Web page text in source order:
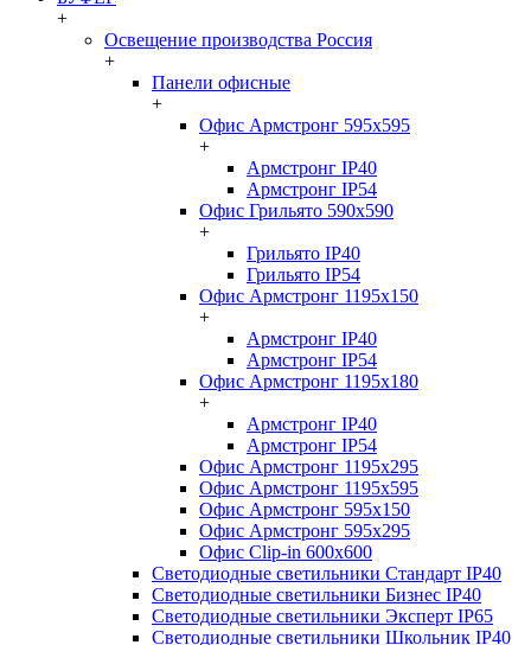
+
Освещение производства Россия
+
Панели офисные
+
Офис Армстронг 595x595
+
Армстронг IP40
Армстронг IP54
Офис Грильято 590x590
+
Грильято IP40
Грильято IP54
Офис Армстронг 1195x150
+
Армстронг IP40
Армстронг IP54
Офис Армстронг 1195x180
+
Армстронг IP40
Армстронг IP54
Офис Армстронг 1195x295
Офис Армстронг 1195x595
Офис Армстронг 595x150
Офис Армстронг 595x295
Офис Clip-in 600x600
Светодиодные светильники Стандарт IP40
Светодиодные светильники Бизнес IP40
Светодиодные светильники Эксперт IP65
Светодиодные светильники Школьник IP40